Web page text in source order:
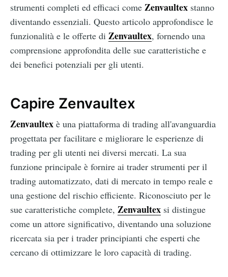
strumenti completi ed efficaci come Zenvaultex stanno
diventando essenziali. Questo articolo approfondisce le
funzionalità e le offerte di Zenvaultex, fornendo una
comprensione approfondita delle sue caratteristiche e
dei benefici potenziali per gli utenti.
Capire Zenvaultex
Zenvaultex è una piattaforma di trading all'avanguardia
progettata per facilitare e migliorare le esperienze di
trading per gli utenti nei diversi mercati. La sua
funzione principale è fornire ai trader strumenti per il
trading automatizzato, dati di mercato in tempo reale e
una gestione del rischio efficiente. Riconosciuto per le
sue caratteristiche complete, Zenvaultex si distingue
come un attore significativo, diventando una soluzione
ricercata sia per i trader principianti che esperti che
cercano di ottimizzare le loro capacità di trading.